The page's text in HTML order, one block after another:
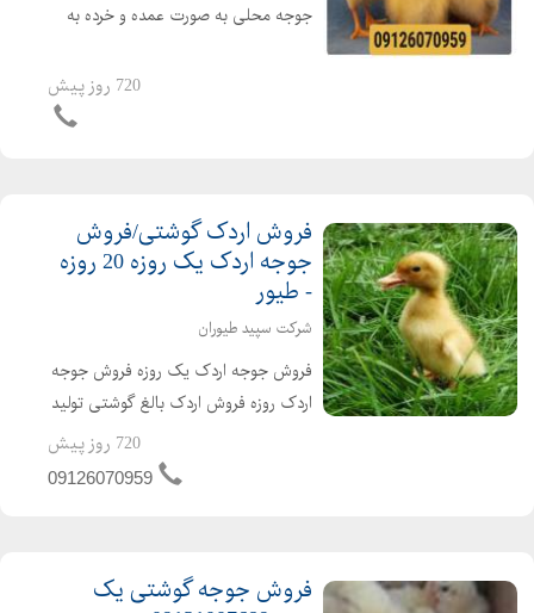
جوجه محلی به صورت عمده و خرده به
کیفیت فروش مرغ بومی یک روزه به
صورت عمده و خرده بهترین قیمت جوجه
720 روز پیش
فروش اردک گوشتی/فروش
جوجه اردک یک روزه 20 روزه
- طیور
شرکت سپید طیوران
فروش جوجه اردک یک روزه فروش جوجه
اردک روزه فروش اردک بالغ گوشتی تولید
کننده ی جوجه اردک از یک روزه تا بالغ
فروش اردک گوشتی عمده ای و خرده ای
720 روز پیش
09126070959
فروش جوجه گوشتی یک